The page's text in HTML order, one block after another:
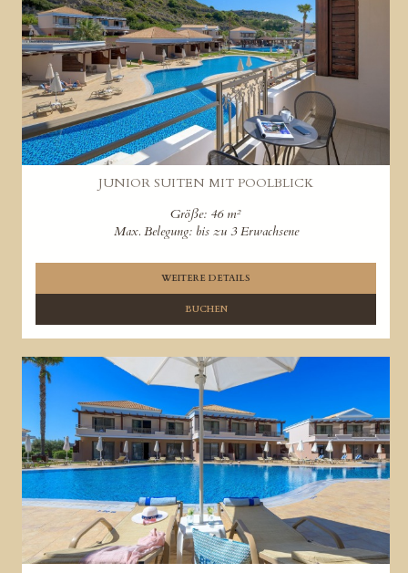
JUNIOR SUITEN MIT POOLBLICK
Größe: 46 m²
Max. Belegung: bis zu 3 Erwachsene
WEITERE DETAILS
BUCHEN